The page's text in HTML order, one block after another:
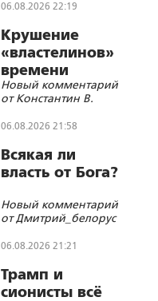
06.08.2026 22:19
Крушение
«властелинов»
времени
Новый комментарий
от Константин В.
06.08.2026 21:58
Всякая ли
власть от Бога?
Новый комментарий
от Дмитрий_белорус
06.08.2026 21:21
Трамп и
сионисты всё